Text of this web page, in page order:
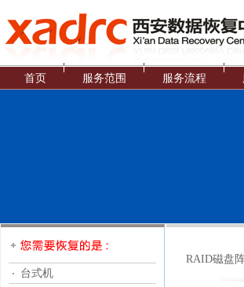
首页 服务范围 服务流程
台式机
RAID磁盘